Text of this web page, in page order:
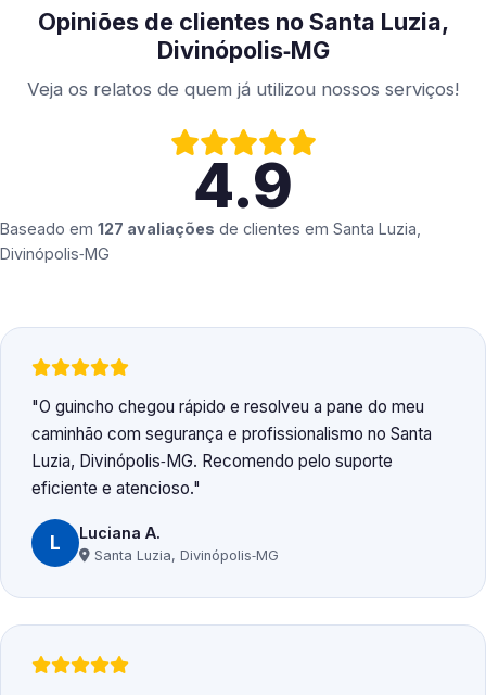
Opiniões de clientes no Santa Luzia,
Divinópolis‑MG
Veja os relatos de quem já utilizou nossos serviços!
4.9
Baseado em 127 avaliações de clientes em Santa Luzia,
Divinópolis‑MG
O guincho chegou rápido e resolveu a pane do meu
caminhão com segurança e profissionalismo no Santa
Luzia, Divinópolis‑MG. Recomendo pelo suporte
eficiente e atencioso.
L Luciana A.
Santa Luzia, Divinópolis‑MG